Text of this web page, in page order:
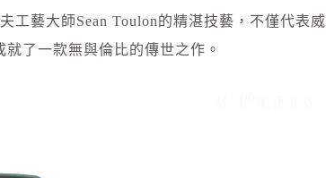
工藝大師Sean Toulon的精湛技藝，不僅代表威
了一款無與倫比的傳世之作。